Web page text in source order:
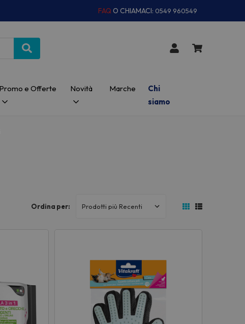
FAQ O CHIAMACI: 0549 960549
Promo e Offerte Novità Marche
Chi
siamo
Ordina per: